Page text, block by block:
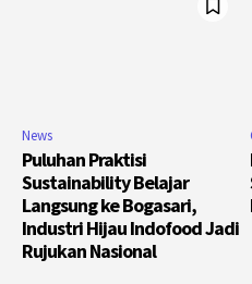
News
Puluhan Praktisi
Sustainability Belajar
Langsung ke Bogasari,
Industri Hijau Indofood Jadi
Rujukan Nasional